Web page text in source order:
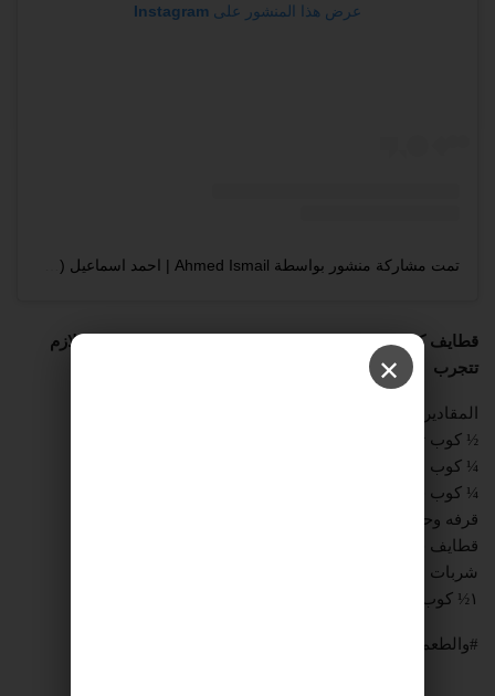
عرض هذا المنشور على Instagram
تمت مشاركة منشور بواسطة ‏‎Ahmed Ismail | احمد اسماعيل‎‏ (@‏‎ahmeds.zone‎‏)
قطايف كريسبي بكريمة التمر والفستق – من الحاجات اللي لازم
تتجرب
المقادير :
½ كوب تمر
¼ كوب لبن (حليب)
¼ كوب جبنه كريمي
قرفه وحبهان مطحون
قطايف حجم وسط
شربات :
١½ كوب سكر + ١½ كوب مياه +عصرة ليمونه
#والطعم_حدوته #تعالو١_نهبد_في_ال١٠١
✕